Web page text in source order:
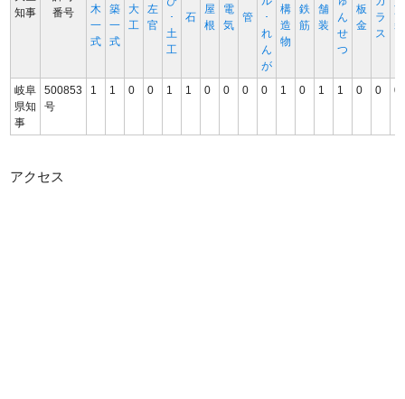
知事
番号
木
一
式
築
一
式
大
工
左
官
･
土
工
石
屋
根
電
気
管
･
れ
ん
が
構
造
物
鉄
筋
舗
装
ん
せ
つ
板
金
ラ
ス
塗
装
岐阜
県知
事
500853
号
1 1 0 0 1 1 0 0 0 0 1 0 1 1 0 0 0
アクセス